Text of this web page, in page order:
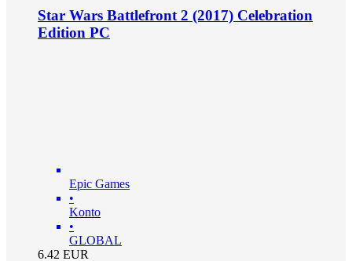
Star Wars Battlefront 2 (2017) Celebration
Edition PC
Epic Games
•
Konto
•
GLOBAL
6.42 EUR